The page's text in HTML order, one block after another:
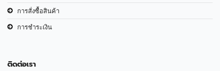
การสั่งซื้อสินค้า
การชำระเงิน
ติดต่อเรา